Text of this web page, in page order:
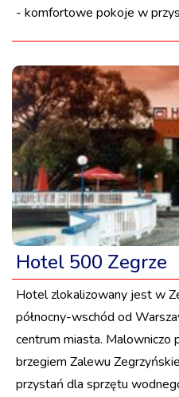
- komfortowe pokoje w
Hotel 500 Zegrze
Hotel zlokalizowany jest w
północny-wschód od
centrum miasta. Malowniczo
brzegiem Zalewu
przystań dla sprzętu